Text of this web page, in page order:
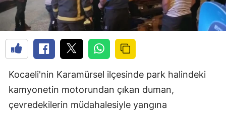
Kocaeli'nin Karamürsel ilçesinde park halindeki
kamyonetin motorundan çıkan duman,
çevredekilerin müdahalesiyle yangına